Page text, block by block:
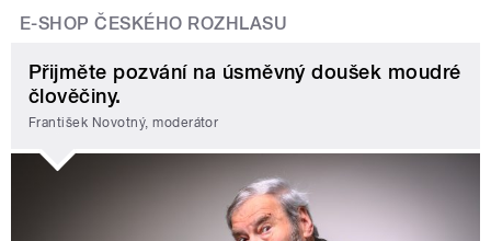
E-SHOP ČESKÉHO ROZHLASU
Přijměte pozvání na úsměvný doušek moudré
člověčiny.
František Novotný, moderátor